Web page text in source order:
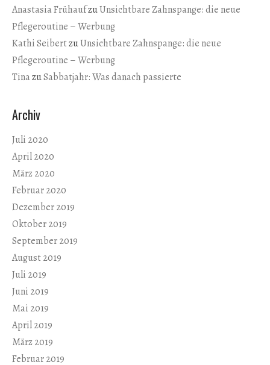
Anastasia FrühaufzuUnsichtbare Zahnspange: die neue
Pflegeroutine – Werbung
Kathi SeibertzuUnsichtbare Zahnspange: die neue
Pflegeroutine – Werbung
TinazuSabbatjahr: Was danach passierte
Archiv
Juli 2020
April 2020
März 2020
Februar 2020
Dezember 2019
Oktober 2019
September 2019
August 2019
Juli 2019
Juni 2019
Mai 2019
April 2019
März 2019
Februar 2019